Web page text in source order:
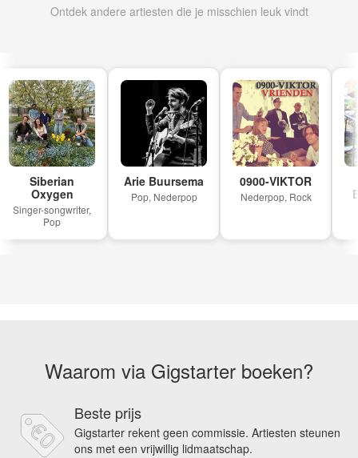
Ontdek andere artiesten die je misschien leuk vindt
Siberian
Oxygen
Singer-songwriter,
Pop
Arie Buursema
Pop, Nederpop
0900-VIKTOR
Nederpop, Rock
Waarom via Gigstarter boeken?
Beste prijs
Gigstarter rekent geen commissie. Artiesten steunen
ons met een vrijwillig lidmaatschap.